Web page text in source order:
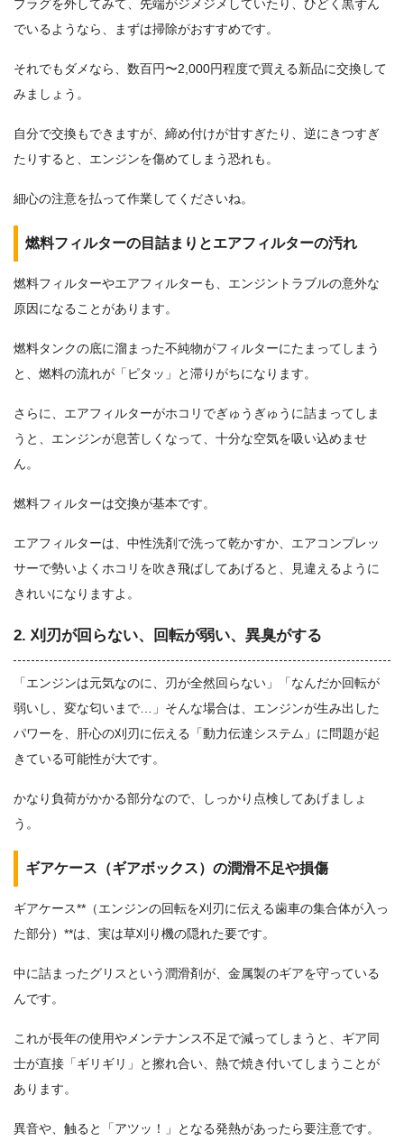
プラグを外してみて、先端がジメジメしていたり、ひどく黒ずん
でいるようなら、まずは掃除がおすすめです。
それでもダメなら、数百円〜2,000円程度で買える新品に交換して
みましょう。
自分で交換もできますが、締め付けが甘すぎたり、逆にきつすぎ
たりすると、エンジンを傷めてしまう恐れも。
細心の注意を払って作業してくださいね。
燃料フィルターの目詰まりとエアフィルターの汚れ
燃料フィルターやエアフィルターも、エンジントラブルの意外な
原因になることがあります。
燃料タンクの底に溜まった不純物がフィルターにたまってしまう
と、燃料の流れが「ピタッ」と滞りがちになります。
さらに、エアフィルターがホコリでぎゅうぎゅうに詰まってしま
うと、エンジンが息苦しくなって、十分な空気を吸い込めませ
ん。
燃料フィルターは交換が基本です。
エアフィルターは、中性洗剤で洗って乾かすか、エアコンプレッ
サーで勢いよくホコリを吹き飛ばしてあげると、見違えるように
きれいになりますよ。
2. 刈刃が回らない、回転が弱い、異臭がする
「エンジンは元気なのに、刃が全然回らない」「なんだか回転が
弱いし、変な匂いまで…」そんな場合は、エンジンが生み出した
パワーを、肝心の刈刃に伝える「動力伝達システム」に問題が起
きている可能性が大です。
かなり負荷がかかる部分なので、しっかり点検してあげましょ
う。
ギアケース（ギアボックス）の潤滑不足や損傷
ギアケース**（エンジンの回転を刈刃に伝える歯車の集合体が入っ
た部分）**は、実は草刈り機の隠れた要です。
中に詰まったグリスという潤滑剤が、金属製のギアを守っている
んです。
これが長年の使用やメンテナンス不足で減ってしまうと、ギア同
士が直接「ギリギリ」と擦れ合い、熱で焼き付いてしまうことが
あります。
異音や、触ると「アツッ！」となる発熱があったら要注意です。